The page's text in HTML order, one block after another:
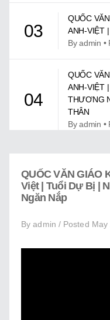
Video Đọc Truyện
Video Tiếng Việt, Sử Việt
Giới Thiệu
Trung Tâm Việt Ngữ
03
QUỐC
ANH-VIỆT
By admin •
04
QUỐC
ANH-VIỆT
THƯƠNG
THÂN
By admin •
05
QUỐC
ANH-VIỆT
HÀ NỘI
By admin
06
QUỐC
SẼ VÀ CÓ
QUỐC VĂN GIÁO
Việt | Tuổi Dự Bị |
Ngăn Nắp
By admin / Posted May